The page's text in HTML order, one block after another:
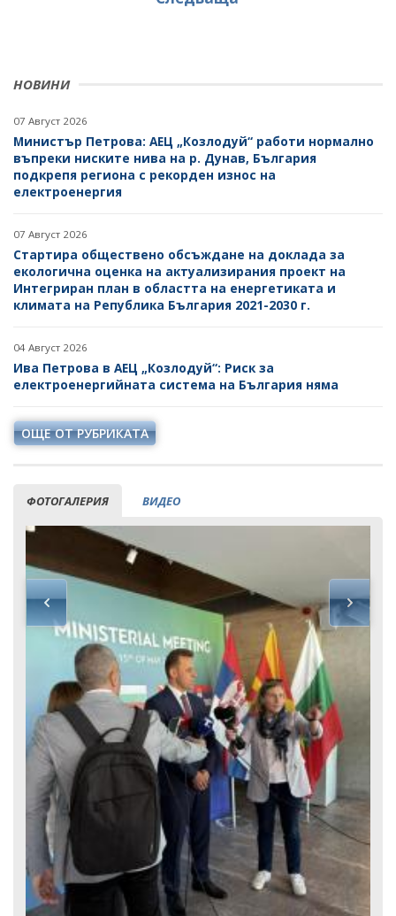
НОВИНИ
07 Август 2026
Министър Петрова: АЕЦ „Козлодуй“ работи нормално
въпреки ниските нива на р. Дунав, България
подкрепя региона с рекорден износ на
електроенергия
07 Август 2026
Стартира обществено обсъждане на доклада за
екологична оценка на актуализирания проект на
Интегриран план в областта на енергетиката и
климата на Република България 2021-2030 г.
04 Август 2026
Ива Петрова в АЕЦ „Козлодуй“: Риск за
електроенергийната система на България няма
ОЩЕ ОТ РУБРИКАТА
ФОТОГАЛЕРИЯ ВИДЕО